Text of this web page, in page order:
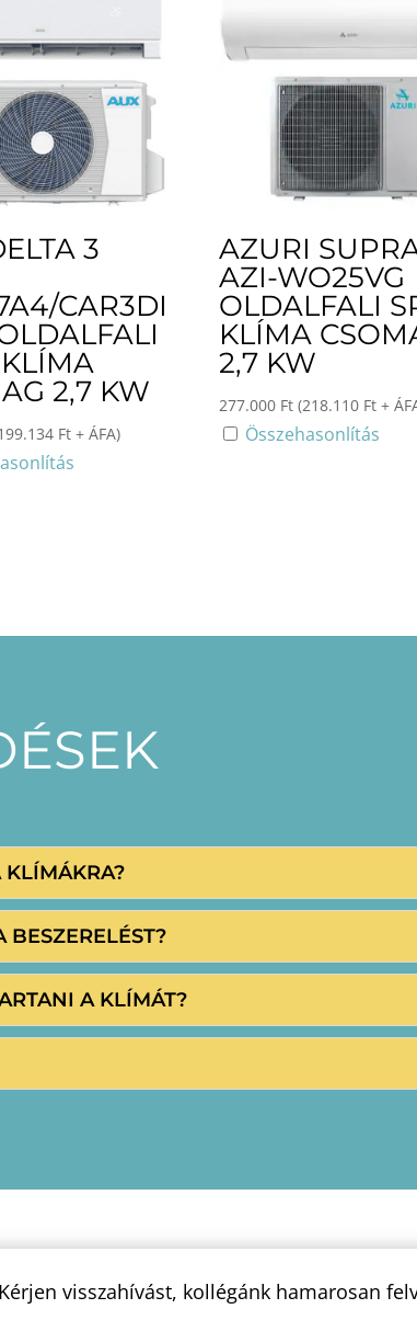
3
CAR3DI
2,7 KW
Ft + ÁFA)
AZURI
AZI-WO25VG
OLDALFALI
KLÍMA
2,7 KW
277.000 Ft (218.110 Ft +
Összehasonlítás
KLÍMÁKRA?
BESZERELÉST?
A KLÍMÁT?
visszahívást, kollégánk hamarosan